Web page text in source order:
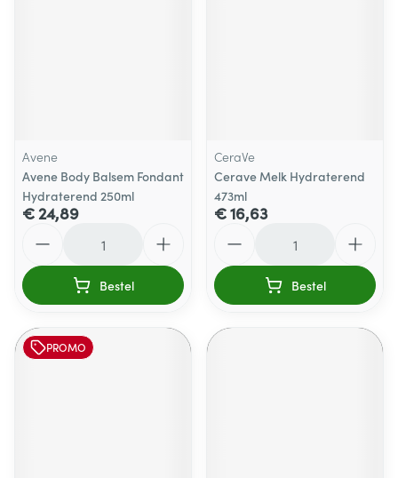
Avene
Avene Body Balsem Fondant
Hydraterend 250ml
€ 24,89
Bestel
CeraVe
Cerave Melk Hydraterend
473ml
€ 16,63
Bestel
PROMO